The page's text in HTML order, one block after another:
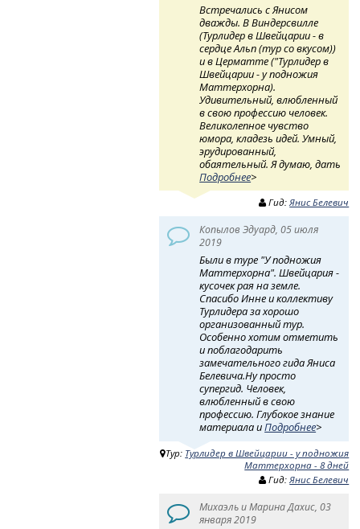
Встречались с Янисом
дважды. В Виндерсвилле
(Турлидер в Швейцарии - в
сердце Альп (тур со вкусом))
и в Церматте ("Турлидер в
Швейцарии - у подножия
Маттерхорна).
Удивительный, влюбленный
в свою профессию человек.
Великолепное чувство
юмора, кладезь идей. Умный,
эрудированный,
обаятельный. Я думаю, дать
Подробнее>
Гид:Янис Белевич
Копылов Эдуард, 05 июля
2019
Были в туре "У подножия
Маттерхорна". Швейцария -
кусочек рая на земле.
Спасибо Инне и коллективу
Турлидера за хорошо
организованный тур.
Особенно хотим отметить
и поблагодарить
замечательного гида Яниса
Белевича.Ну просто
супергид. Человек,
влюбленный в свою
профессию. Глубокое знание
материала иПодробнее>
Тур: Турлидер в Швейцарии - у подножия
Маттерхорна - 8 дней
Гид:Янис Белевич
Михаэль и Марина Дахис, 03
января 2019